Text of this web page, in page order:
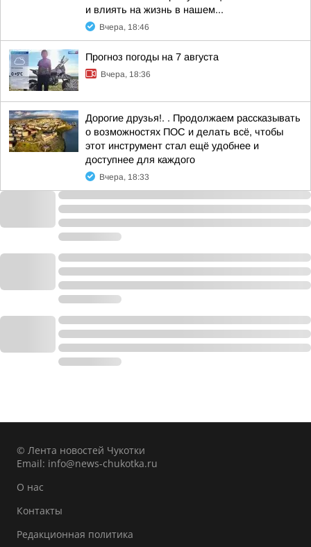
и влиять на жизнь в нашем...
Вчера, 18:46
Прогноз погоды на 7 августа
Вчера, 18:36
Дорогие друзья!. . Продолжаем рассказывать
о возможностях ПОС и делать всё, чтобы
этот инструмент стал ещё удобнее и
доступнее для каждого
Вчера, 18:33
© Лента новостей Чукотки
Email: info@news-chukotka.ru
О нас
Контакты
Редакционная политика